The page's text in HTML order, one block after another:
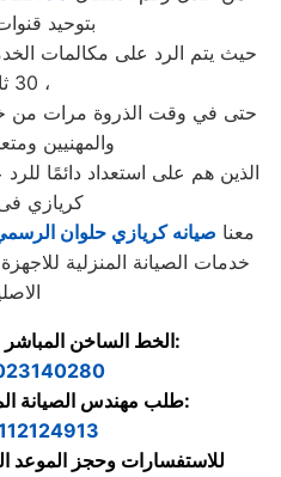
بتوحيد
حيث يتم الرد على مكالمات
30 ثانية ،
حتى في وقت الذروة مرات من
والمهنيين
الذين هم على استعداد دائمًا
كريازي
معنا صيانه كريازي حلوان
خدمات الصيانة المنزلية
الخط الساخن المباشر لخدمة حلوان:
طلب مهندس الصيانة المعتمد بالقاهرة:
للاستفسارات وحجز الموعد